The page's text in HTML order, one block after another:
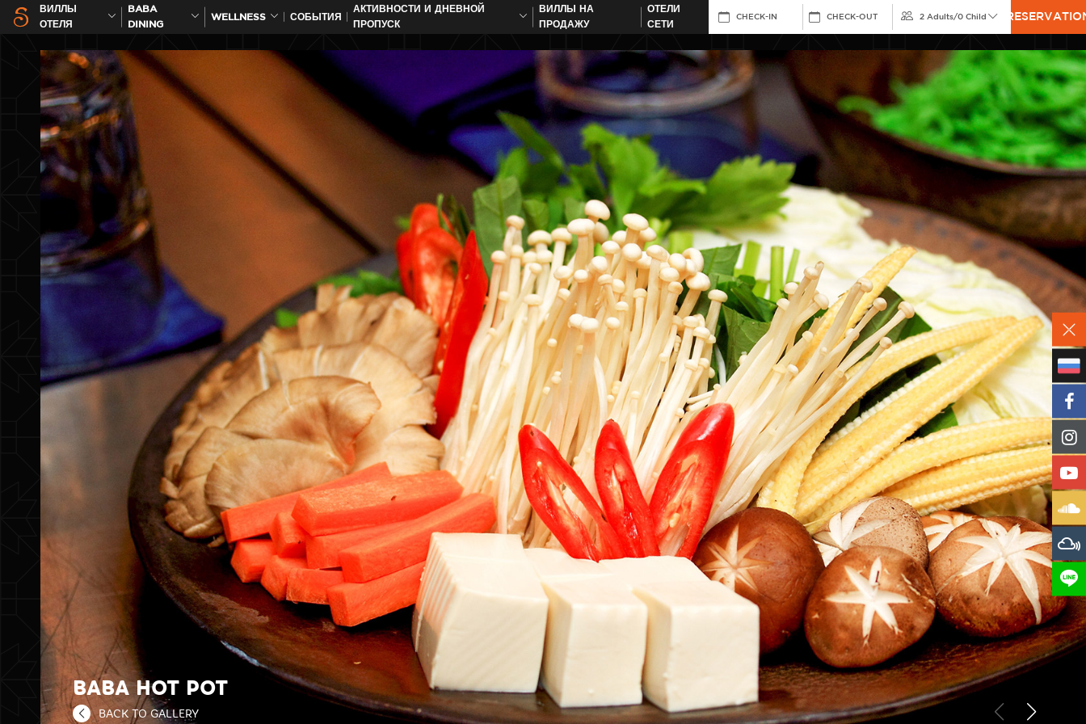
ВИЛЛЫ
ОТЕЛЯ
BABA
DINING
WELLNESS СОБЫТИЯ
АКТИВНОСТИ И ДНЕВНОЙ
ПРОПУСК
ВИЛЛЫ НА
ПРОДАЖУ
ОТЕЛИ
СЕТИ
CHECK-IN CHECK-OUT 2 Adults/0 Child
BABA HOT POT
BACK TO GALLERY